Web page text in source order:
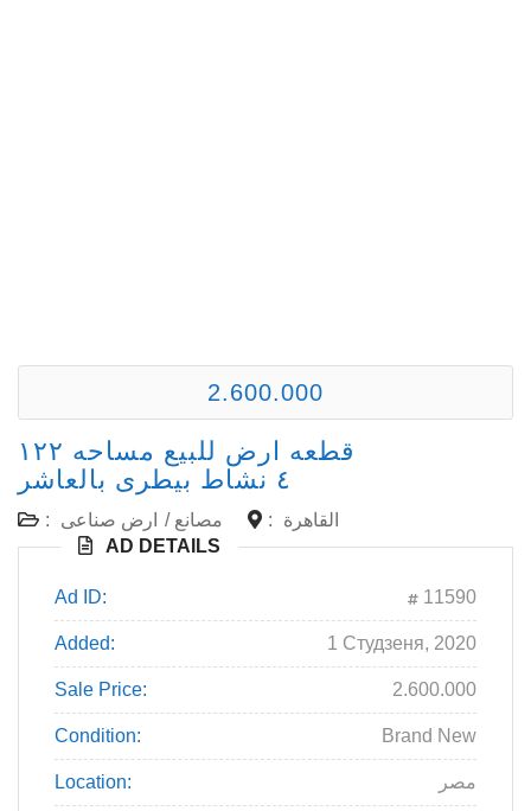
2.600.000
قطعه ارض للبيع مساحه ١٢٢
٤ نشاط بيطرى بالعاشر
: مصانع / ارض صناعى :
القاهرة
AD DETAILS
Ad ID: 11590
Added: 1 Студзеня, 2020
Sale Price: 2.600.000
Condition: Brand New
Location: مصر